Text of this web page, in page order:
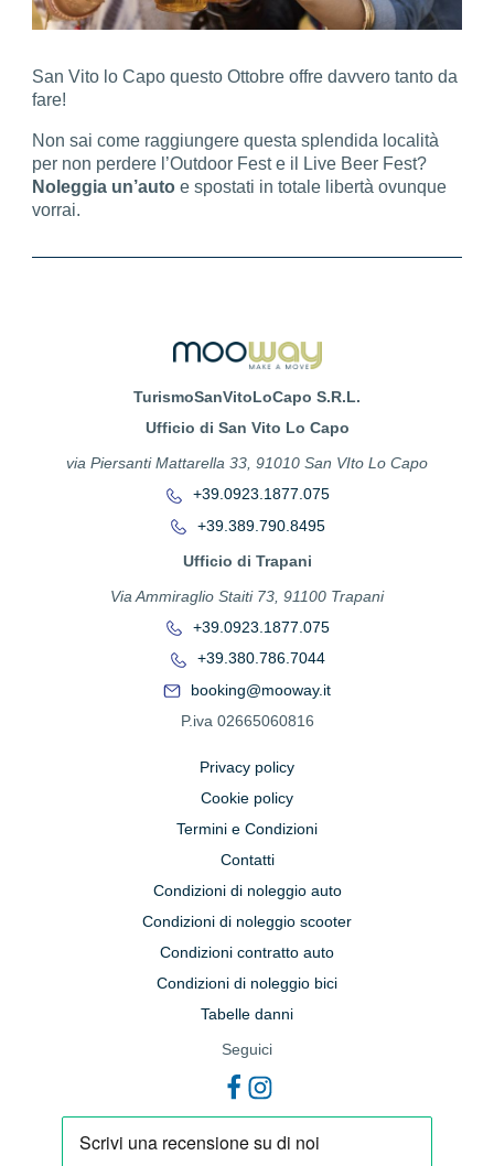
San Vito lo Capo questo Ottobre offre davvero tanto da
fare!
Non sai come raggiungere questa splendida località
per non perdere l’Outdoor Fest e il Live Beer Fest?
Noleggia un’auto e spostati in totale libertà ovunque
vorrai.
TurismoSanVitoLoCapo S.R.L.
Ufficio di San Vito Lo Capo
via Piersanti Mattarella 33, 91010 San VIto Lo Capo
+39.0923.1877.075
+39.389.790.8495
Ufficio di Trapani
Via Ammiraglio Staiti 73, 91100 Trapani
+39.0923.1877.075
+39.380.786.7044
booking@mooway.it
P.iva 02665060816
Privacy policy
Cookie policy
Termini e Condizioni
Contatti
Condizioni di noleggio auto
Condizioni di noleggio scooter
Condizioni contratto auto
Condizioni di noleggio bici
Tabelle danni
Seguici